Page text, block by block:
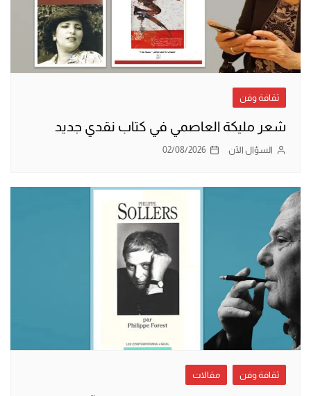
ثقافة وفن
شعر مليكة العاصمي في كتاب نقدي جديد
السؤال الآن 02/08/2026
ثقافة وفن مقالات